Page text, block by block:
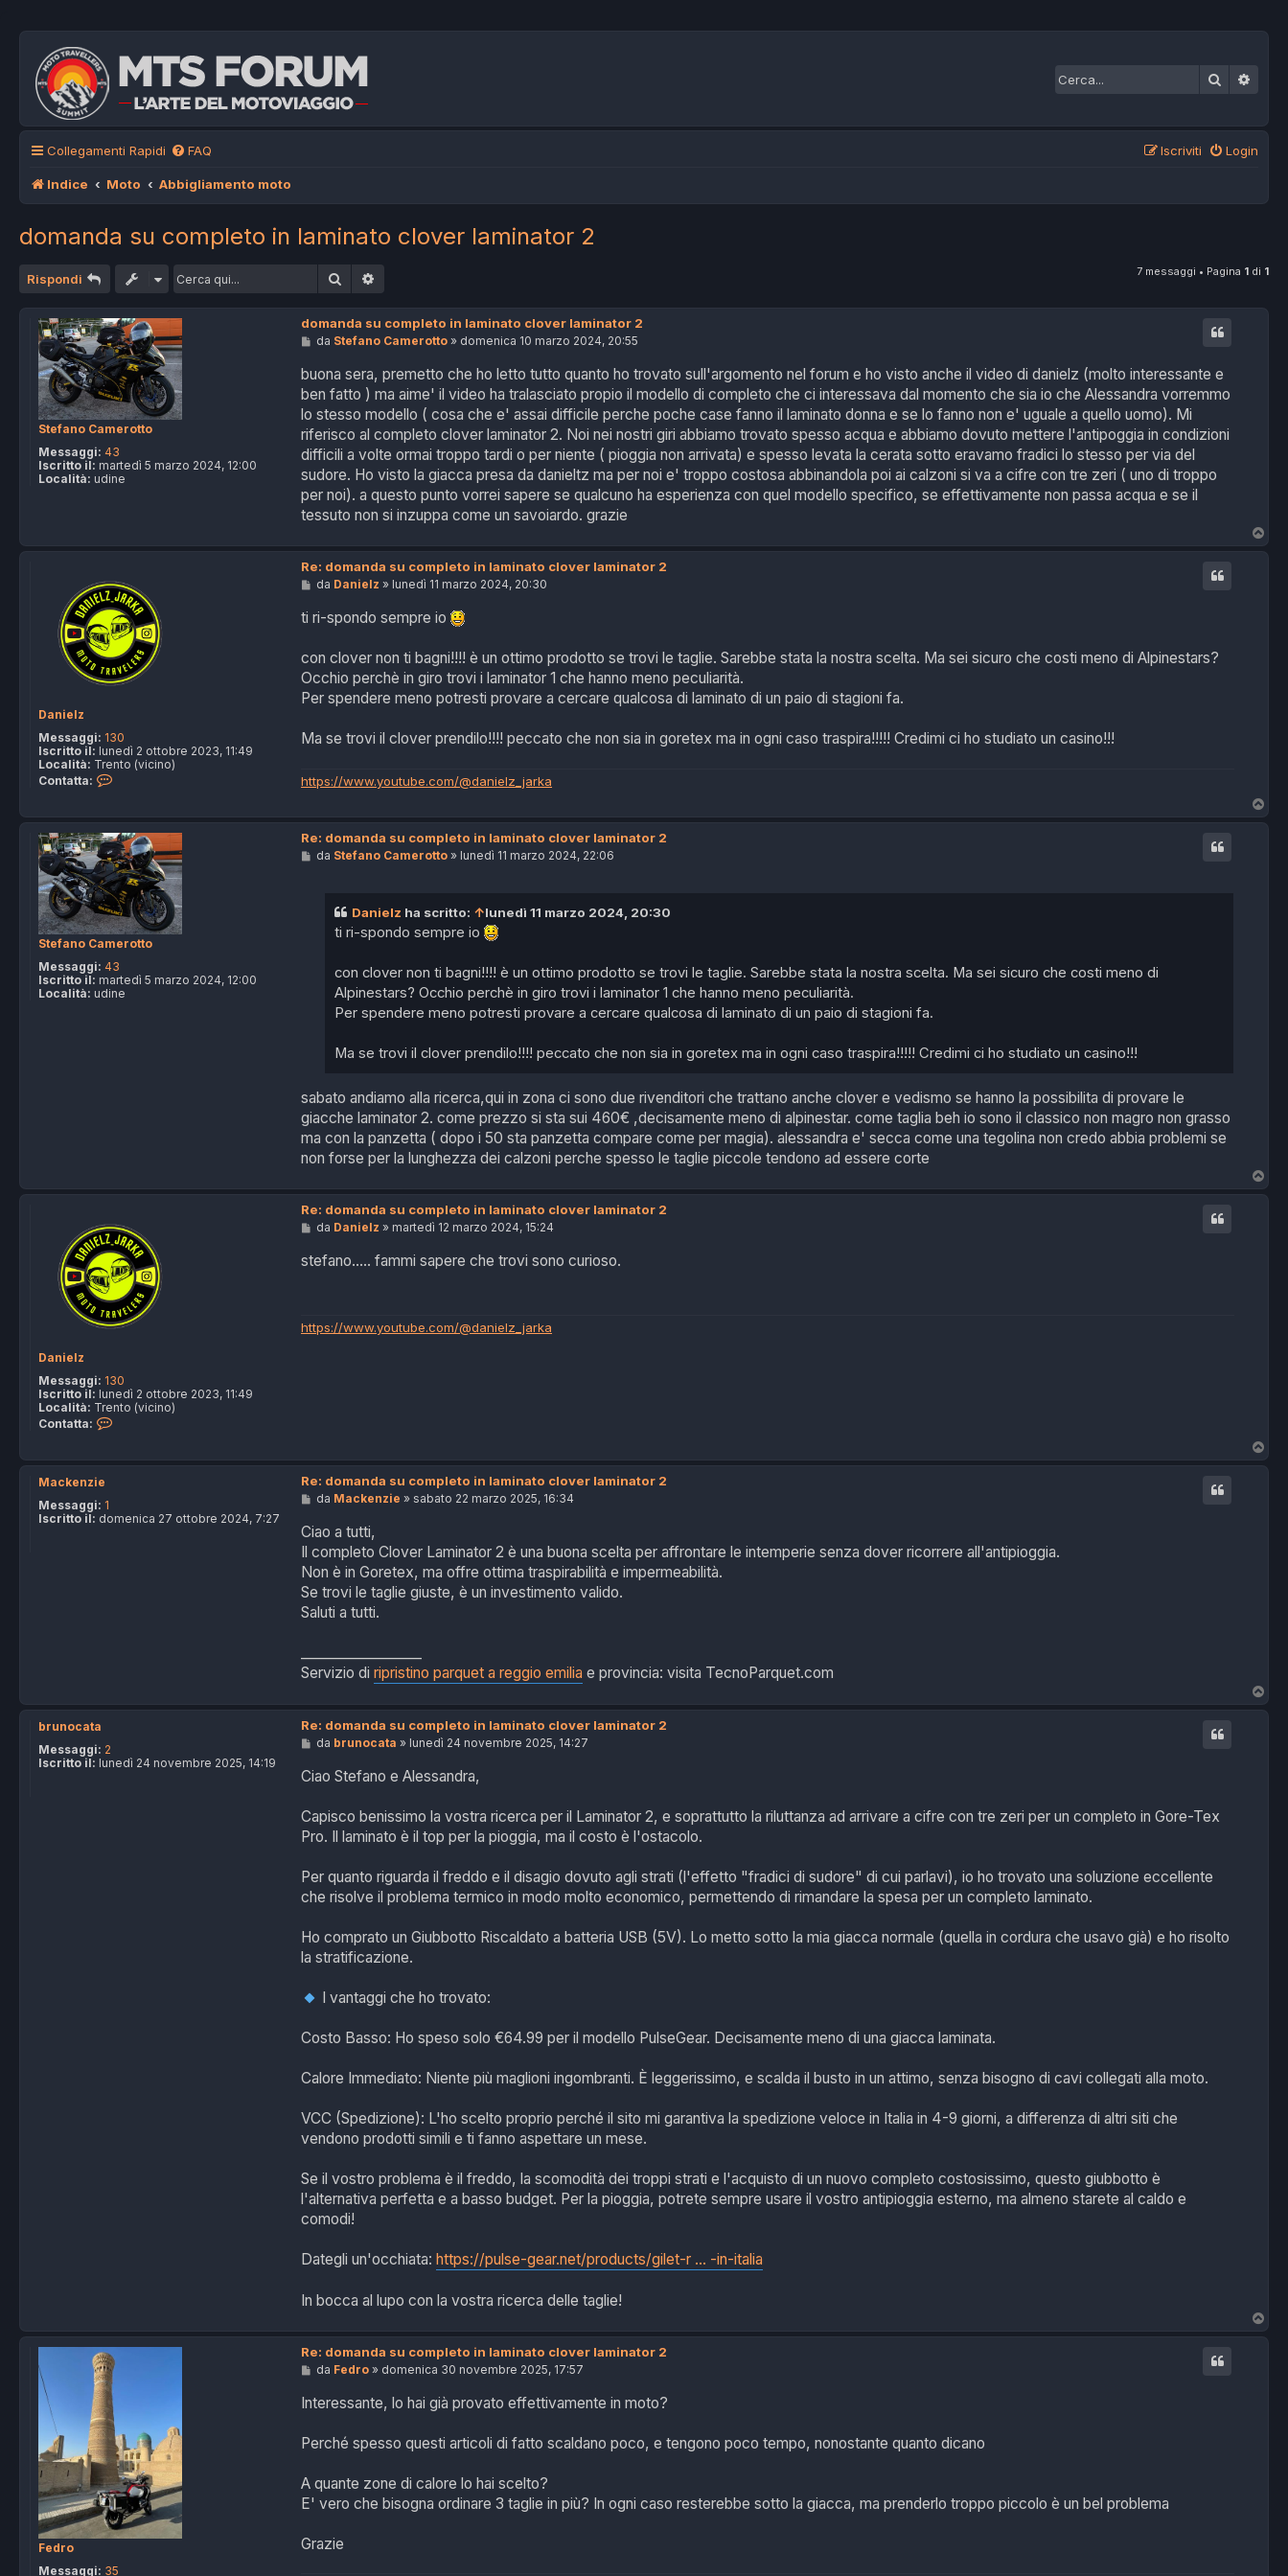
Cerca
Collegamenti Rapidi FAQ Login
Iscriviti
Indice Moto Abbigliamento moto
domanda su completo in laminato clover laminator 2
Rispondi Cerca 7 messaggi • Pagina 1 di 1
Stefano Camerotto
Messaggi: 43
Iscritto il: martedì 5 marzo 2024, 12:00
Località: udine
domanda su completo in laminato clover laminator 2
M
s
a
g
i
o
da Stefano Camerotto» domenica 10 marzo 2024, 20:55
buona sera, premetto che ho letto tutto quanto ho trovato sull'argomento nel forum e ho visto anche il video di danielz (molto interessante e
ben fatto ) ma aime' il video ha tralasciato propio il modello di completo che ci interessava dal momento che sia io che Alessandra vorremmo
lo stesso modello ( cosa che e' assai difficile perche poche case fanno il laminato donna e se lo fanno non e' uguale a quello uomo). Mi
riferisco al completo clover laminator 2. Noi nei nostri giri abbiamo trovato spesso acqua e abbiamo dovuto mettere l'antipoggia in condizioni
difficili a volte ormai troppo tardi o per niente ( pioggia non arrivata) e spesso levata la cerata sotto eravamo fradici lo stesso per via del
sudore. Ho visto la giacca presa da danieltz ma per noi e' troppo costosa abbinandola poi ai calzoni si va a cifre con tre zeri ( uno di troppo
per noi). a questo punto vorrei sapere se qualcuno ha esperienza con quel modello specifico, se effettivamente non passa acqua e se il
tessuto non si inzuppa come un savoiardo. grazie
o
Danielz
Messaggi: 130
Iscritto il: lunedì 2 ottobre 2023, 11:49
Località: Trento (vicino)
Contatta:
t
a
t
t
a
D
a
n
i
e
l
z
Re: domanda su completo in laminato clover laminator 2
M
s
s
g
i
da Danielz » lunedì 11 marzo 2024, 20:30
ti ri-spondo sempre io
con clover non ti bagni!!!! è un ottimo prodotto se trovi le taglie. Sarebbe stata la nostra scelta. Ma sei sicuro che costi meno di Alpinestars?
Occhio perchè in giro trovi i laminator 1 che hanno meno peculiarità.
Per spendere meno potresti provare a cercare qualcosa di laminato di un paio di stagioni fa.
Ma se trovi il clover prendilo!!!! peccato che non sia in goretex ma in ogni caso traspira!!!!! Credimi ci ho studiato un casino!!!
https://www.youtube.com/@danielz_jarka
o
Stefano Camerotto
Messaggi: 43
Iscritto il: martedì 5 marzo 2024, 12:00
Località: udine
Re: domanda su completo in laminato clover laminator 2
M
da Stefano Camerotto» lunedì 11 marzo 2024, 22:06
Danielz ha scritto: ↑lunedì 11 marzo 2024, 20:30
ti ri-spondo sempre io
con clover non ti bagni!!!! è un ottimo prodotto se trovi le taglie. Sarebbe stata la nostra scelta. Ma sei sicuro che costi meno di
Alpinestars? Occhio perchè in giro trovi i laminator 1 che hanno meno peculiarità.
Per spendere meno potresti provare a cercare qualcosa di laminato di un paio di stagioni fa.
Ma se trovi il clover prendilo!!!! peccato che non sia in goretex ma in ogni caso traspira!!!!! Credimi ci ho studiato un casino!!!
sabato andiamo alla ricerca,qui in zona ci sono due rivenditori che trattano anche clover e vedismo se hanno la possibilita di provare le
giacche laminator 2. come prezzo si sta sui 460€ ,decisamente meno di alpinestar. come taglia beh io sono il classico non magro non grasso
ma con la panzetta ( dopo i 50 sta panzetta compare come per magia). alessandra e' secca come una tegolina non credo abbia problemi se
non forse per la lunghezza dei calzoni perche spesso le taglie piccole tendono ad essere corte
o
Danielz
Messaggi: 130
Iscritto il: lunedì 2 ottobre 2023, 11:49
Località: Trento (vicino)
Contatta:
t
a
D
Re: domanda su completo in laminato clover laminator 2
M
s
o
da Danielz » martedì 12 marzo 2024, 15:24
stefano..... fammi sapere che trovi sono curioso.
https://www.youtube.com/@danielz_jarka
o
Mackenzie
Messaggi: 1
Iscritto il: domenica 27 ottobre 2024, 7:27
Re: domanda su completo in laminato clover laminator 2
M
s
s
a
g
i
o
da Mackenzie » sabato 22 marzo 2025, 16:34
Ciao a tutti,
Il completo Clover Laminator 2 è una buona scelta per affrontare le intemperie senza dover ricorrere all'antipioggia.
Non è in Goretex, ma offre ottima traspirabilità e impermeabilità.
Se trovi le taglie giuste, è un investimento valido.
Saluti a tutti.
Servizio diripristino parquet a reggio emilia e provincia: visita TecnoParquet.com
o
brunocata
Messaggi: 2
Iscritto il: lunedì 24 novembre 2025, 14:19
Re: domanda su completo in laminato clover laminator 2
M
s
s
g
i
da brunocata » lunedì 24 novembre 2025, 14:27
Ciao Stefano e Alessandra,
Capisco benissimo la vostra ricerca per il Laminator 2, e soprattutto la riluttanza ad arrivare a cifre con tre zeri per un completo in Gore-Tex
Pro. Il laminato è il top per la pioggia, ma il costo è l'ostacolo.
Per quanto riguarda il freddo e il disagio dovuto agli strati (l'effetto "fradici di sudore" di cui parlavi), io ho trovato una soluzione eccellente
che risolve il problema termico in modo molto economico, permettendo di rimandare la spesa per un completo laminato.
Ho comprato un Giubbotto Riscaldato a batteria USB (5V). Lo metto sotto la mia giacca normale (quella in cordura che usavo già) e ho risolto
la stratificazione.
I vantaggi che ho trovato:
Costo Basso: Ho speso solo €64.99 per il modello PulseGear. Decisamente meno di una giacca laminata.
Calore Immediato: Niente più maglioni ingombranti. È leggerissimo, e scalda il busto in un attimo, senza bisogno di cavi collegati alla moto.
VCC (Spedizione): L'ho scelto proprio perché il sito mi garantiva la spedizione veloce in Italia in 4-9 giorni, a differenza di altri siti che
vendono prodotti simili e ti fanno aspettare un mese.
Se il vostro problema è il freddo, la scomodità dei troppi strati e l'acquisto di un nuovo completo costosissimo, questo giubbotto è
l'alternativa perfetta e a basso budget. Per la pioggia, potrete sempre usare il vostro antipioggia esterno, ma almeno starete al caldo e
comodi!
Dategli un'occhiata:https://pulse-gear.net/products/gilet-r ... -in-italia
In bocca al lupo con la vostra ricerca delle taglie!
o
Fedro
Messaggi: 35
Re: domanda su completo in laminato clover laminator 2
M
s
s
g
da Fedro» domenica 30 novembre 2025, 17:57
Interessante, lo hai già provato effettivamente in moto?
Perché spesso questi articoli di fatto scaldano poco, e tengono poco tempo, nonostante quanto dicano
A quante zone di calore lo hai scelto?
E' vero che bisogna ordinare 3 taglie in più? In ogni caso resterebbe sotto la giacca, ma prenderlo troppo piccolo è un bel problema
Grazie